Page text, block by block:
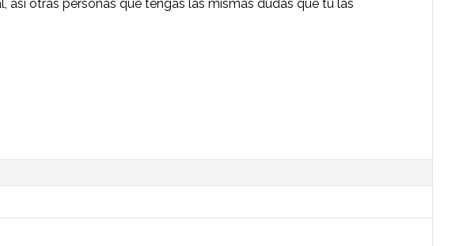
así otras personas que tengas las mismas dudas que tu las